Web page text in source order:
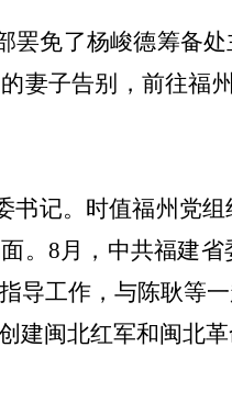
罢免了杨峻德筹备
妻子告别，前往福
书记。时值福州党
。 8月，中共福建
导工作，与陈耿等
建闽北红军和闽北革